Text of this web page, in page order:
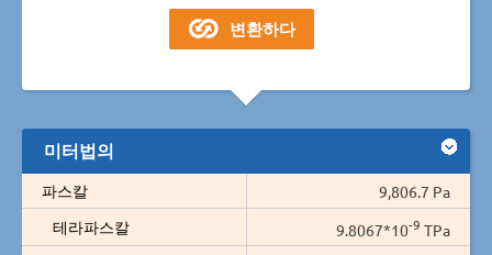
미터법의
파스칼
9,806.7 Pa
테라파스칼
9.8067*10-9 TPa